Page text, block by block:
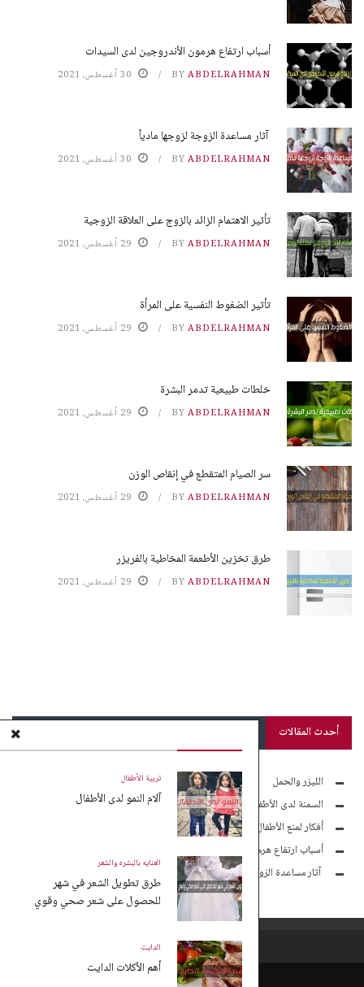
تربية الأطفال
آلام النمو لدى الأطفال
العنايه بالبشره والشعر
طرق تطويل الشعر في شهر
للحصول على شعر صحي وقوي
الدايت
أهم الأكلات الدايت
أسباب ارتفاع هرمون الأندروجين لدى السيدات
BY ABDELRAHMAN 30 أغسطس، 2021
آثار مساعدة الزوجة لزوجها مادياً
BY ABDELRAHMAN 30 أغسطس، 2021
تأثير الاهتمام الزائد بالزوج على العلاقة الزوجية
BY ABDELRAHMAN 29 أغسطس، 2021
تأثير الضغوط النفسية على المرأة
BY ABDELRAHMAN 29 أغسطس، 2021
خلطات طبيعية تدمر البشرة
BY ABDELRAHMAN 29 أغسطس، 2021
سر الصيام المتقطع في إنقاص الوزن
BY ABDELRAHMAN 29 أغسطس، 2021
طرق تخزين الأطعمة المخاطية بالفريزر
BY ABDELRAHMAN 29 أغسطس، 2021
أحدث المقالات
الليزر والحمل
السمنة لدى الأطفال
أفكار لمنع الأطفال من الموبايل
أسباب ارتفاع هرمون الأندروجين لدى السيدات
آثار مساعدة الزوجة لزوجها مادياً